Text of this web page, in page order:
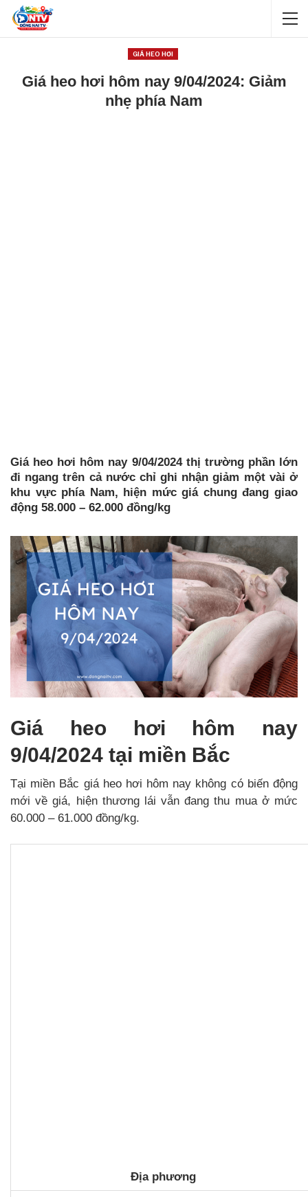
GIÁ HEO HƠI
Giá heo hơi hôm nay 9/04/2024: Giảm
nhẹ phía Nam
Giá heo hơi hôm nay 9/04/2024 thị trường phần lớn
đi ngang trên cả nước chỉ ghi nhận giảm một vài ở
khu vực phía Nam, hiện mức giá chung đang giao
động 58.000 – 62.000 đồng/kg
Giá heo hơi hôm nay
9/04/2024 tại miền Bắc
Tại miền Bắc giá heo hơi hôm nay không có biến động
mới về giá, hiện thương lái vẫn đang thu mua ở mức
60.000 – 61.000 đồng/kg.
Địa phương